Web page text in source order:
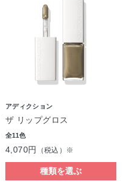
アディクション
ザ リップグロス
全11色
4,070円 （税込）※
種類を選ぶ